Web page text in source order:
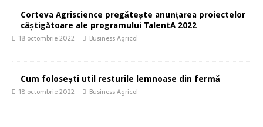
Corteva Agriscience pregătește anunțarea proiectelor
câștigătoare ale programului TalentA 2022
18 octombrie 2022 Business Agricol
Cum folosești util resturile lemnoase din fermă
18 octombrie 2022 Business Agricol